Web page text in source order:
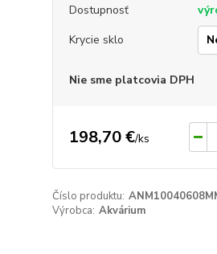
Dostupnosť
Krycie sklo
Nie sme platcovia DPH
198,70 €/ks
Číslo produktu:
Výrobca: Akvárium